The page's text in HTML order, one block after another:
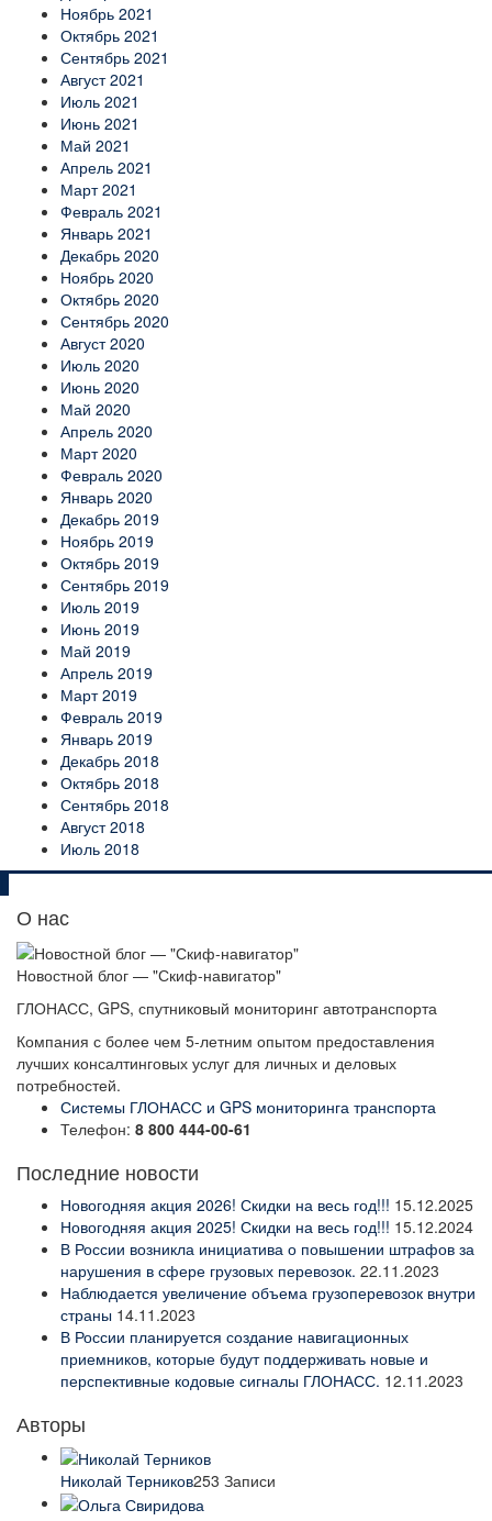
Ноябрь 2021
Октябрь 2021
Сентябрь 2021
Август 2021
Июль 2021
Июнь 2021
Май 2021
Апрель 2021
Март 2021
Февраль 2021
Январь 2021
Декабрь 2020
Ноябрь 2020
Октябрь 2020
Сентябрь 2020
Август 2020
Июль 2020
Июнь 2020
Май 2020
Апрель 2020
Март 2020
Февраль 2020
Январь 2020
Декабрь 2019
Ноябрь 2019
Октябрь 2019
Сентябрь 2019
Июль 2019
Июнь 2019
Май 2019
Апрель 2019
Март 2019
Февраль 2019
Январь 2019
Декабрь 2018
Октябрь 2018
Сентябрь 2018
Август 2018
Июль 2018
О нас
Новостной блог — "Скиф-навигатор"
ГЛОНАСС, GPS, спутниковый мониторинг автотранспорта
Компания с более чем 5-летним опытом предоставления
лучших консалтинговых услуг для личных и деловых
потребностей.
Системы ГЛОНАСС и GPS мониторинга транспорта
Телефон: 8 800 444-00-61
Последние новости
Новогодняя акция 2026! Скидки на весь год!!! 15.12.2025
Новогодняя акция 2025! Скидки на весь год!!! 15.12.2024
В России возникла инициатива о повышении штрафов за
нарушения в сфере грузовых перевозок. 22.11.2023
Наблюдается увеличение объема грузоперевозок внутри
страны 14.11.2023
В России планируется создание навигационных
приемников, которые будут поддерживать новые и
перспективные кодовые сигналы ГЛОНАСС. 12.11.2023
Авторы
Николай Терников253 Записи